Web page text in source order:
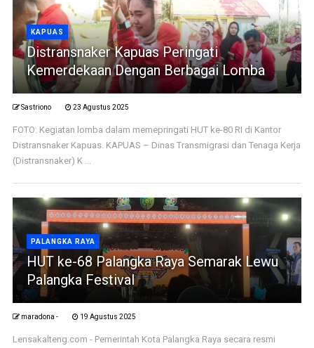
KAPUAS
Distransnaker Kapuas Peringati
Kemerdekaan Dengan Berbagai Lomba
Sastriono 23 Agustus 2025
FOTO: Kegiatan lomba dalam memepringati HUT ke-80 RI di Kantor
Distransnaker Kapuas. KAPUAS – Dinas Transmigrasi dan Tenaga Kerja
(Distransnaker) K ...
PALANGKA RAYA
HUT ke-68 Palangka Raya Semarak Lewu
Palangka Festival
maradona - 19 Agustus 2025
Lensakalteng.com - Pemerintah Kota Palangka Raya secara resmi